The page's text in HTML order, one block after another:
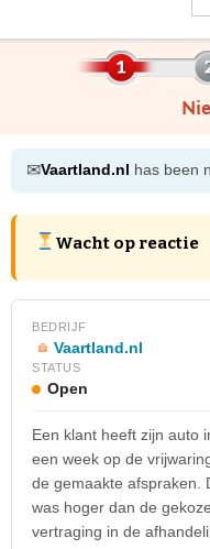
✉Vaartland.nl has been
Wacht op reactie
BEDRIJF
Vaartland.nl
STATUS
Open
Een klant heeft zijn auto
een week op de
de gemaakte afspraken.
was hoger dan de
vertraging in de